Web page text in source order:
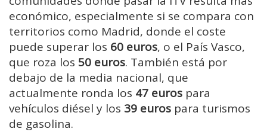
económico, especialmente si se compara con
territorios como Madrid, donde el coste
puede superar los 60 euros, o el País Vasco,
que roza los 50 euros. También está por
debajo de la media nacional, que
actualmente ronda los 47 euros para
vehículos diésel y los 39 euros para turismos
de gasolina.